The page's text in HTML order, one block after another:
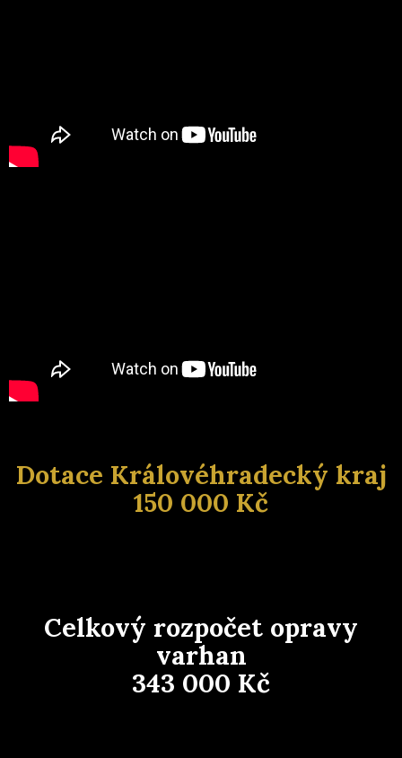
Dotace Královéhradecký kraj
150 000 Kč
Celkový rozpočet opravy
varhan
343 000 Kč